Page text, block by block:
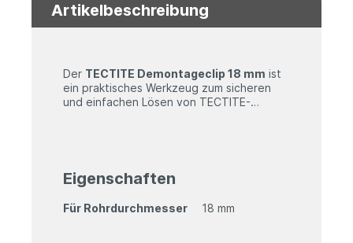
Artikelbeschreibung
Der TECTITE Demontageclip 18 mm ist
ein praktisches Werkzeug zum sicheren
und einfachen Lösen von TECTITE-
Rohrverbindungen.
Rohrdurchmesser:18 mm
geeignet
Eigenschaften
Für Rohrdurchmesser 18 mm